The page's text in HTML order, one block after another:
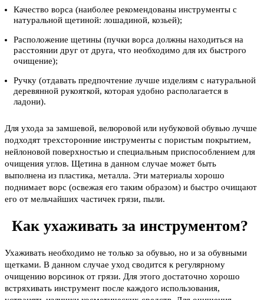
Качество ворса (наиболее рекомендованы инструменты с
натуральной щетиной: лошадиной, козьей);
Расположение щетины (пучки ворса должны находиться на
расстоянии друг от друга, что необходимо для их быстрого
очищение);
Ручку (отдавать предпочтение лучше изделиям с натуральной
деревянной рукояткой, которая удобно располагается в
ладони).
Для ухода за замшевой, велюровой или нубуковой обувью лучше
подходят трехсторонние инструменты с пористым покрытием,
нейлоновой поверхностью и специальным приспособлением для
очищения углов. Щетина в данном случае может быть
выполнена из пластика, металла. Эти материалы хорошо
поднимает ворс (освежая его таким образом) и быстро очищают
его от мельчайших частичек грязи, пыли.
Как ухаживать за инструментом?
Ухаживать необходимо не только за обувью, но и за обувными
щетками. В данном случае уход сводится к регулярному
очищению ворсинок от грязи. Для этого достаточно хорошо
встряхивать инструмент после каждого использования,